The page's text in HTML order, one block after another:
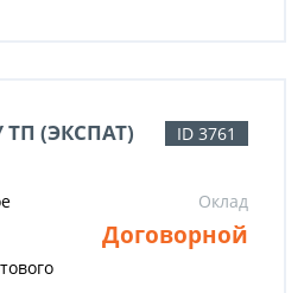
(ЭКСПАТ) ID 3761
Оклад
Договорной